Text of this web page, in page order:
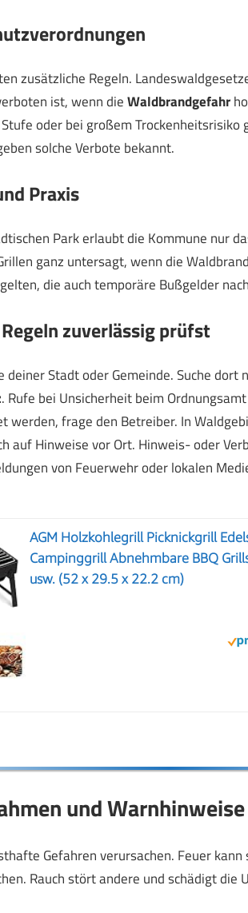
zusätzliche Regeln.
ist, wenn dieWaldbrandgefahr
oder bei großem
solche Verbote bekannt.
Praxis
Park erlaubt die Kommune nur
ganz untersagt, wenn die
die auch temporäre Bußgelder
zuverlässig prüfst
deiner Stadt oder Gemeinde. Suche dort
. Rufe bei Unsicherheit beim
werden, frage den Betreiber. In
auf Hinweise vor Ort. Hinweis- oder
von Feuerwehr oder lokalen
AGM Holzkohlegrill Picknickgrill
Campinggrill Abnehmbare BBQ
usw. (52 x 29.5 x 22.2 cm)
und
Gefahren verursachen. Feuer
Rauch stört andere und schädigt